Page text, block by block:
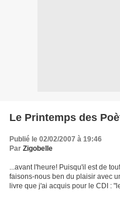
Le Printemps des
Publié le 02/02/2007 à 19:46
Par Zigobelle
...avant l'heure! Puisqu'il est de
faisons-nous ben du plaisir avec
livre que j'ai acquis pour le CDI :